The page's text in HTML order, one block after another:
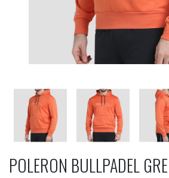
POLERON BULLPADEL